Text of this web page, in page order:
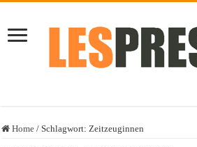
Home / Schlagwort:Zeitzeuginnen